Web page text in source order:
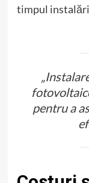
timpul
pentru a